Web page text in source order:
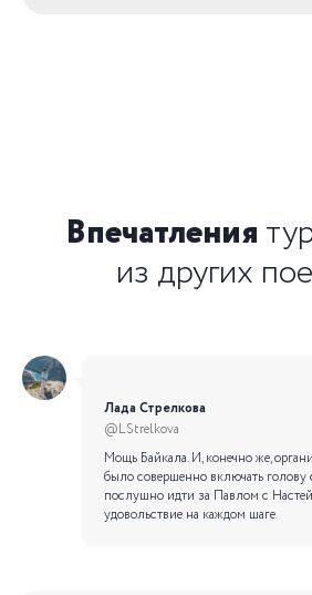
Впечатления т
из других
Лада Стрелкова
@LStrelkova
Мощь Байкала. И, конечно же,
было совершенно включать голову
послушно идти за Павлом с
удовольствие на каждом шаге.